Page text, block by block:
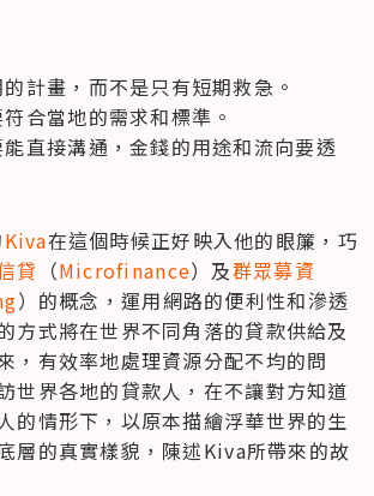
計畫，而不是只有短期救急。
合當地的需求和標準。
直接溝通，金錢的用途和流向要透
Kiva在這個時候正好映入他的眼簾，巧
貸 （Microfinance）及群眾募資
）的概念，運用網路的便利性和滲透
方式將在世界不同角落的貸款供給及
，有效率地處理資源分配不均的問
世界各地的貸款人，在不讓對方知道
的情形下，以原本描繪浮華世界的生
層的真實樣貌，陳述Kiva所帶來的故